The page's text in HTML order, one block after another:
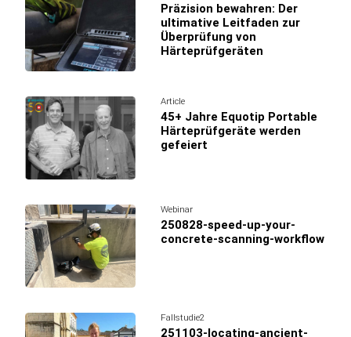
Präzision bewahren: Der
ultimative Leitfaden zur
Überprüfung von
Härteprüfgeräten
Article
45+ Jahre Equotip Portable
Härteprüfgeräte werden
gefeiert
Webinar
250828-speed-up-your-
concrete-scanning-workflow
Fallstudie2
251103-locating-ancient-